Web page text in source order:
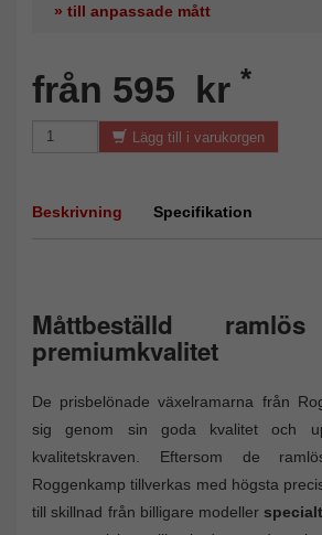
» till anpassade mått
från 595 kr *
Lägg till i varukorgen
Beskrivning Specifikation
Måttbeställd
premiumkvalitet
De prisbelönade växelramarna från
sig genom sin goda kvalitet och
kvalitetskraven. Eftersom de
Roggenkamp tillverkas med högsta
till skillnad från billigare modeller